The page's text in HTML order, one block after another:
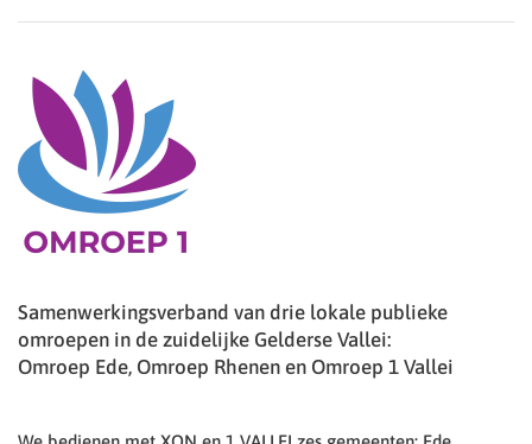
Samenwerkingsverband van drie lokale publieke
omroepen in de zuidelijke Gelderse Vallei:
Omroep Ede, Omroep Rhenen en Omroep 1 Vallei